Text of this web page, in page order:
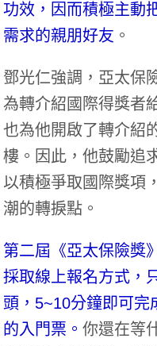
功效，因而積極主動
需求的親朋好友 。
鄧光仁強調，亞太保
為轉介紹國際得獎者
也為他開啟了轉介紹
樓。因此，他鼓勵追
以積極爭取國際獎項
潮的轉捩點。
第二屆《亞太保險獎
採取線上報名方式，
頭，5~10分鐘即可完
的入門票。你還在等